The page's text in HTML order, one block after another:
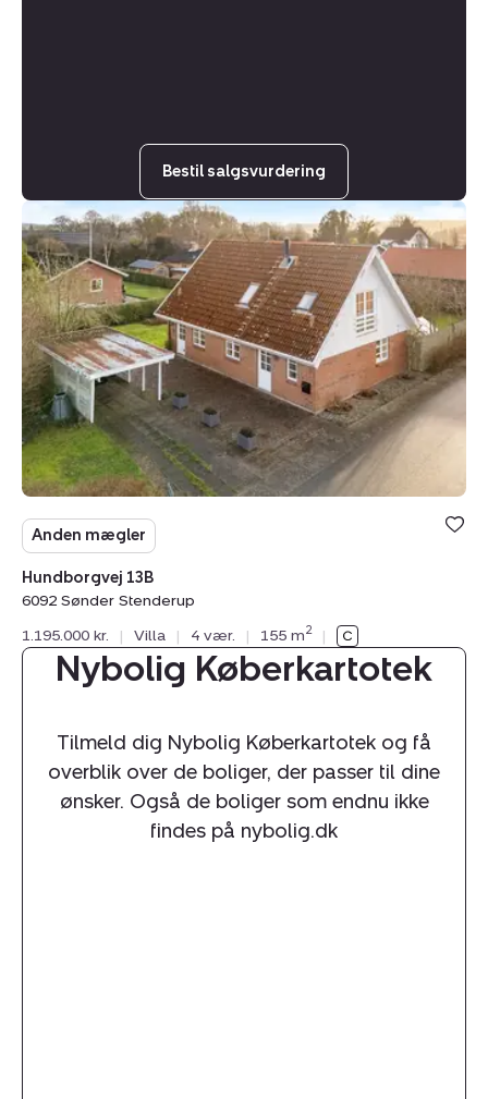
Bestil salgsvurdering
Villa:
Hundborgvej
13B,
6092
Sønder
Stenderup
Anden mægler
Hundborgvej 13B
6092 Sønder Stenderup
1.195.000 kr.
| Villa | 4 vær. | 155 m2 |
Nybolig Køberkartotek
Tilmeld dig Nybolig Køberkartotek og få
overblik over de boliger, der passer til dine
ønsker. Også de boliger som endnu ikke
findes på nybolig.dk